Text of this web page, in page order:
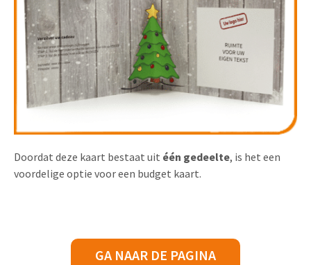
Doordat deze kaart bestaat uit één gedeelte, is het een
voordelige optie voor een budget kaart.
GA NAAR DE PAGINA